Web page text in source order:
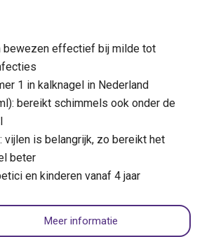
bewezen effectief bij milde tot
1 in kalknagel in Nederland
bereikt schimmels ook onder de
vijlen is belangrijk, zo bereikt het
beter
en kinderen vanaf 4 jaar
Meer informatie